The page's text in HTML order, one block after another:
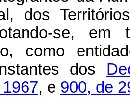
dos
se,
como
dos
, e 900, de